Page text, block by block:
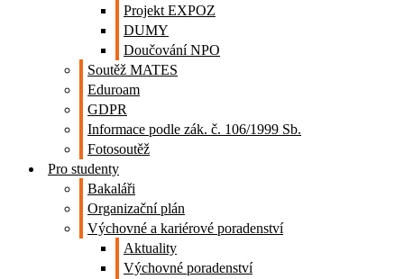
Projekt EXPOZ
DUMY
Doučování NPO
Soutěž MATES
Eduroam
GDPR
Informace podle zák. č. 106/1999 Sb.
Fotosoutěž
Pro studenty
Bakaláři
Organizační plán
Výchovné a kariérové poradenství
Aktuality
Výchovné poradenství